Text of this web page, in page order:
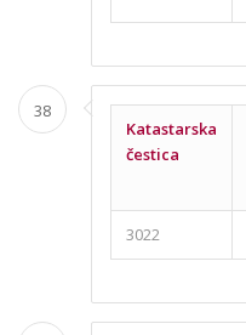
38
Katastarska
čestica
3022